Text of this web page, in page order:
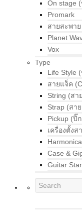
On stage
Promark
สายสะพา
Planet
Vox
Type
Life Style
สายแจ็ค
String (สา
Strap (สา
Pickup (ปิ๊
เครื่องตั้งส
Case &
Guitar